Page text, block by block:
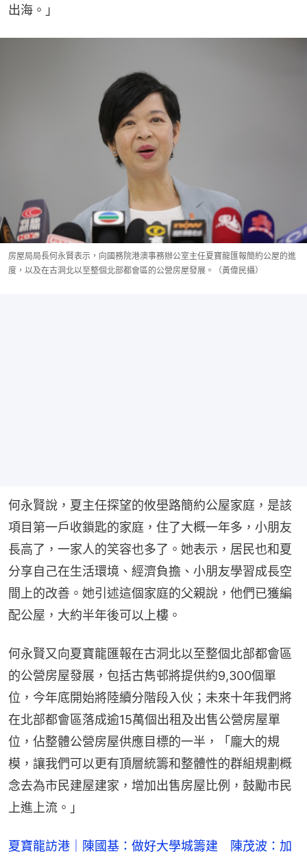
出海。」
房屋局局長何永賢表示，向國務院港澳事務辦公室主任夏寶龍匯報簡約公屋的進
度，以及在古洞北以至整個北部都會區的公營房屋發展。（黃偉民攝）
何永賢說，夏主任探望的攸壆路簡約公屋家庭，是該
項目第一戶收鎖匙的家庭，住了大概一年多，小朋友
長高了，一家人的笑容也多了。她表示，居民也和夏
分享自己在生活環境、經濟負擔、小朋友學習成長空
間上的改善。她引述這個家庭的父親說，他們已獲編
配公屋，大約半年後可以上樓。
何永賢又向夏寶龍匯報在古洞北以至整個北部都會區
的公營房屋發展，包括古雋邨將提供約9,300個單
位，今年底開始將陸續分階段入伙；未來十年我們將
在北部都會區落成逾15萬個出租及出售公營房屋單
位，佔整體公營房屋供應目標的一半，「龐大的規
模，讓我們可以更有頂層統籌和整體性的群組規劃概
念去為市民建屋建家，增加出售房屋比例，鼓勵市民
上進上流。」
夏寶龍訪港｜陳國基：做好大學城籌建 陳茂波：加